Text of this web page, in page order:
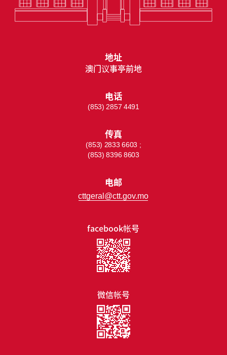
facebook帐号
微信帐号
地址
澳门议事亭前地
电话
(853) 2857 4491
传真
(853) 2833 6603 ;
(853) 8396 8603
电邮
cttgeral@ctt.gov.mo